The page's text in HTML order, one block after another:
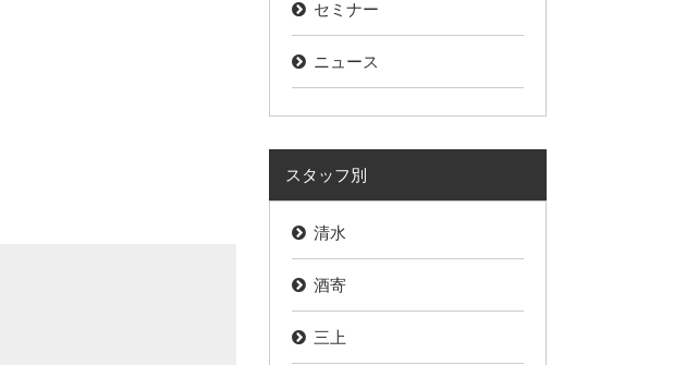
セミナー
ニュース
スタッフ別
清水
酒寄
三上